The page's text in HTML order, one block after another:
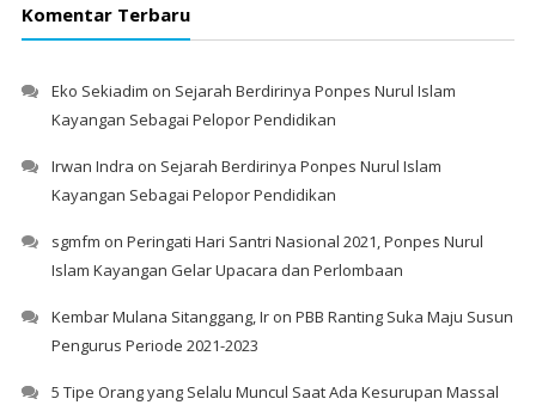
Komentar Terbaru
Eko Sekiadim on Sejarah Berdirinya Ponpes Nurul Islam
Kayangan Sebagai Pelopor Pendidikan
Irwan Indra on Sejarah Berdirinya Ponpes Nurul Islam
Kayangan Sebagai Pelopor Pendidikan
sgmfm on Peringati Hari Santri Nasional 2021, Ponpes Nurul
Islam Kayangan Gelar Upacara dan Perlombaan
Kembar Mulana Sitanggang, Iron PBB Ranting Suka Maju Susun
Pengurus Periode 2021-2023
5 Tipe Orang yang Selalu Muncul Saat Ada Kesurupan Massal